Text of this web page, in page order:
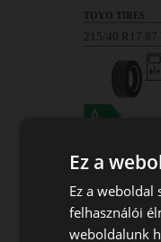
Ez a
Ez a weboldal
felhasználói
weboldalunk